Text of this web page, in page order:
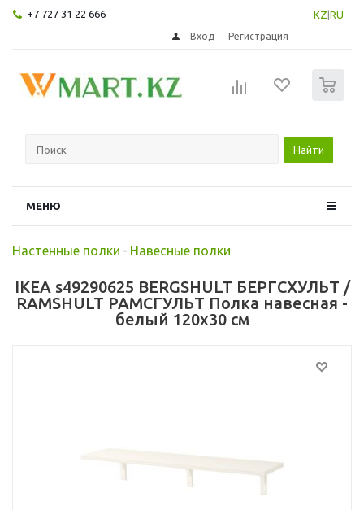
+7 727 31 22 666 KZ RU
Вход Регистрация
Найти
МЕНЮ
Настенные полки - Навесные полки
IKEA s49290625 BERGSHULT БЕРГСХУЛЬТ /
RAMSHULT РАМСГУЛЬТ Полка навесная -
белый 120x30 см